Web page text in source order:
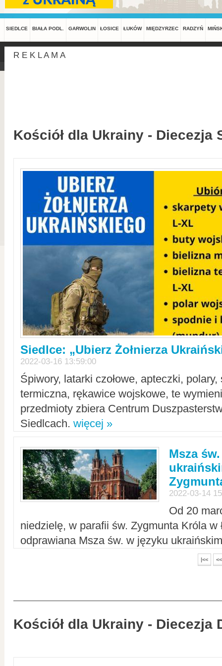
SIEDLCE BIAŁA PODL. GARWOLIN ŁOSICE ŁUKÓW MIĘDZYRZEC RADZYŃ
R E K L A M A
Kościół dla Ukrainy - Diecezja
Siedlce: „Ubierz Żołnierza
2022-03-16 13:59:00
Śpiwory, latarki czołowe, apteczki,
termiczna, rękawice wojskowe, te
przedmioty zbiera Centrum
Siedlcach. więcej »
Msza
2022-03-14
Od 20
niedzielę, w parafii św. Zygmunta Króla w
odprawiana Msza św. w języku
|<< <<
Kościół dla Ukrainy - Diecezja